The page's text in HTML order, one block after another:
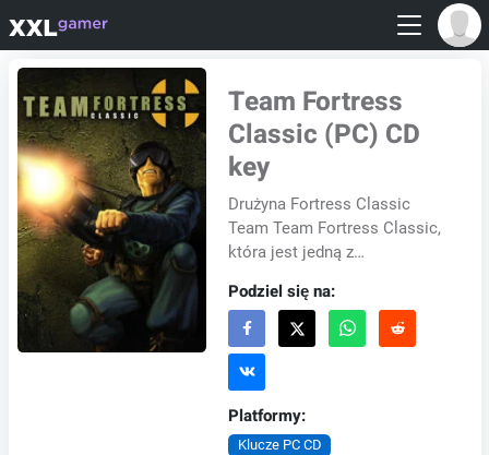
Team Fortress
Classic (PC) CD
key
Drużyna Fortress Classic
Team Team Fortress Classic,
która jest jedną z
grami online, ma dziewięć
klas postaci: od sanitar...
Podziel się na:
Platformy:
Klucze PC CD